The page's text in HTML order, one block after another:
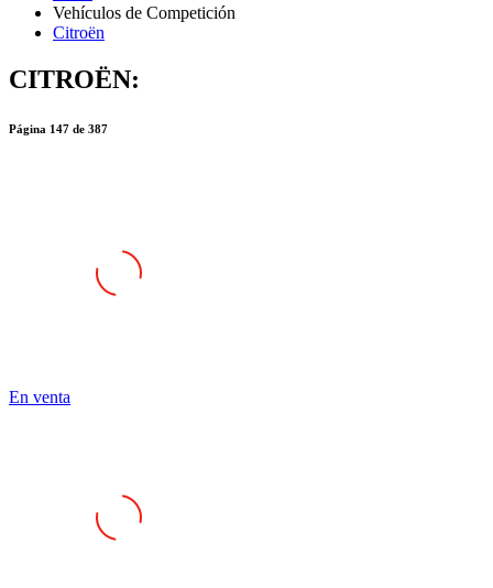
Citroën